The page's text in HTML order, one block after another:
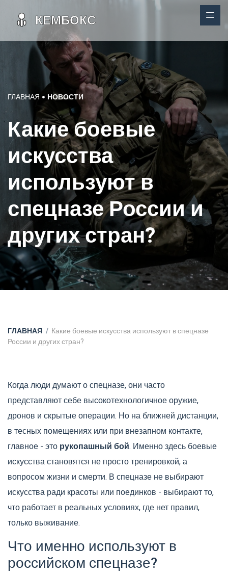
ГЛАВНАЯ НОВОСТИ
Какие боевые
искусства
используют в
спецназе России и
других стран?
ГЛАВНАЯ
Какие боевые искусства используют в спецназе
России и других стран?
Когда люди думают о спецназе, они часто
представляют себе высокотехнологичное оружие,
дронов и скрытые операции. Но на ближней дистанции,
в тесных помещениях или при внезапном контакте,
главное - это рукопашный бой. Именно здесь боевые
искусства становятся не просто тренировкой, а
вопросом жизни и смерти. В спецназе не выбирают
искусства ради красоты или поединков - выбирают то,
что работает в реальных условиях, где нет правил,
только выживание.
Что именно используют в
российском спецназе?